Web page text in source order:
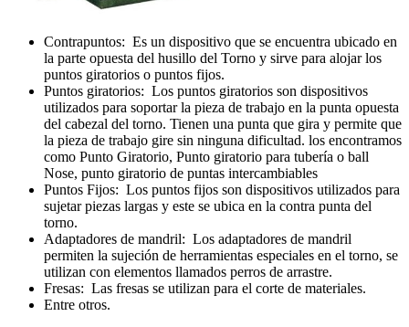
Contrapuntos: Es un dispositivo que se encuentra ubicado en
la parte opuesta del husillo del Torno y sirve para alojar los
puntos giratorios o puntos fijos.
Puntos giratorios: Los puntos giratorios son dispositivos
utilizados para soportar la pieza de trabajo en la punta opuesta
del cabezal del torno. Tienen una punta que gira y permite que
la pieza de trabajo gire sin ninguna dificultad. los encontramos
como Punto Giratorio, Punto giratorio para tuberí­a o ball
Nose, punto giratorio de puntas intercambiables
Puntos Fijos: Los puntos fijos son dispositivos utilizados para
sujetar piezas largas y este se ubica en la contra punta del
torno.
Adaptadores de mandril: Los adaptadores de mandril
permiten la sujeción de herramientas especiales en el torno, se
utilizan con elementos llamados perros de arrastre.
Fresas: Las fresas se utilizan para el corte de materiales.
Entre otros.